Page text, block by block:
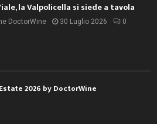
la Valpolicella si siede a tavola
DoctorWine 30 Luglio 2026 0
2026 by DoctorWine